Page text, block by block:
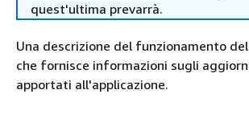
quest'ultima prevarrà.
Una descrizione del funzionamento
che fornisce informazioni sugli
apportati all'applicazione.